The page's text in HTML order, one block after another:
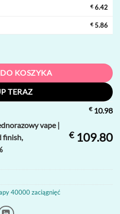
€ 6.42
€ 5.86
vape | 42000 buchów,
KOSZYKA
TERAZ
€10.98
vape |
finish,
€109.80
40000 zaciągnięć